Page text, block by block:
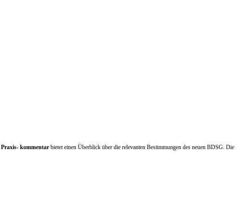
Praxis- kommentar bietet einen Überblick über die relevanten Bestimmungen des neuen BDSG. Die